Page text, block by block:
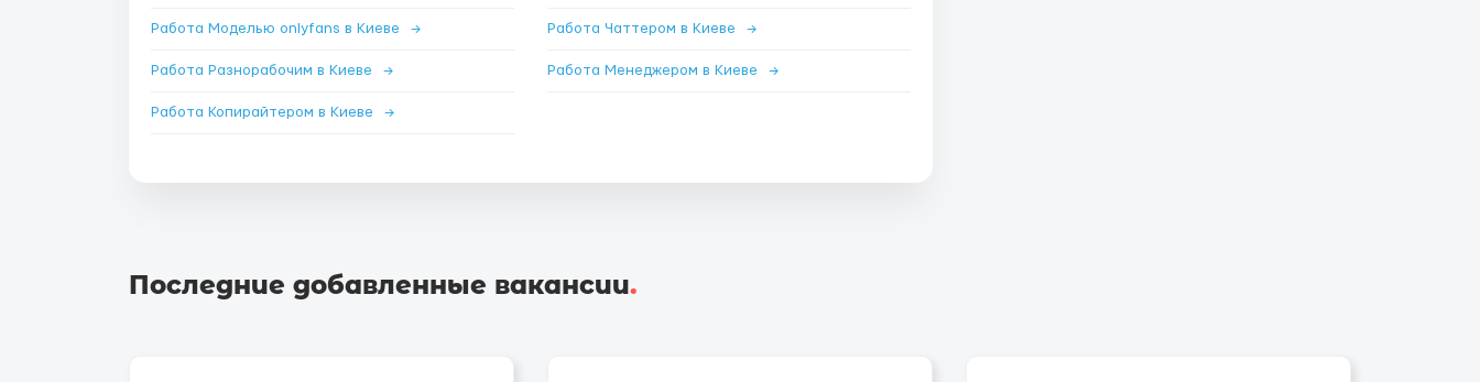
Работа Моделью onlyfans в Киеве → Работа Чаттером в Киеве →
Работа Разнорабочим в Киеве → Работа Менеджером в Киеве →
Работа Копирайтером в Киеве →
Последние добавленные вакансии.